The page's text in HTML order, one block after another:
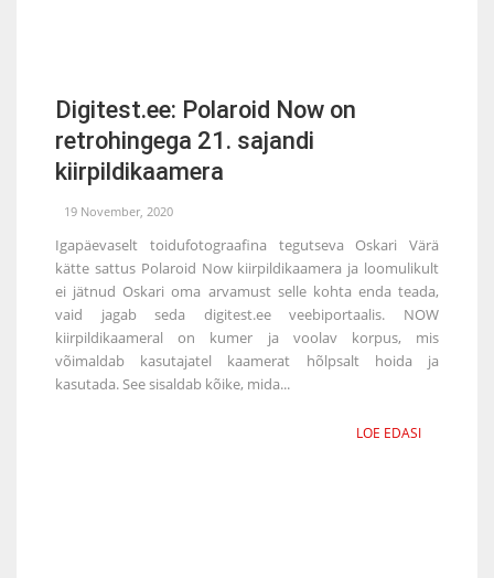
Digitest.ee: Polaroid Now on
retrohingega 21. sajandi
kiirpildikaamera
19 November, 2020
Igapäevaselt toidufotograafina tegutseva Oskari Värä
kätte sattus Polaroid Now kiirpildikaamera ja loomulikult
ei jätnud Oskari oma arvamust selle kohta enda teada,
vaid jagab seda digitest.ee veebiportaalis. NOW
kiirpildikaameral on kumer ja voolav korpus, mis
võimaldab kasutajatel kaamerat hõlpsalt hoida ja
kasutada. See sisaldab kõike, mida...
LOE EDASI